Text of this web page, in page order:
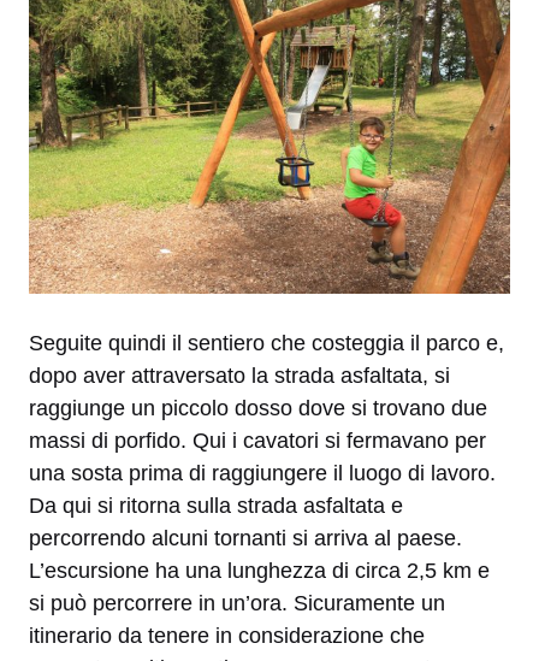
Seguite quindi il sentiero che costeggia il parco e,
dopo aver attraversato la strada asfaltata, si
raggiunge un piccolo dosso dove si trovano due
massi di porfido. Qui i cavatori si fermavano per
una sosta prima di raggiungere il luogo di lavoro.
Da qui si ritorna sulla strada asfaltata e
percorrendo alcuni tornanti si arriva al paese.
L’escursione ha una lunghezza di circa 2,5 km e
si può percorrere in un’ora. Sicuramente un
itinerario da tenere in considerazione che